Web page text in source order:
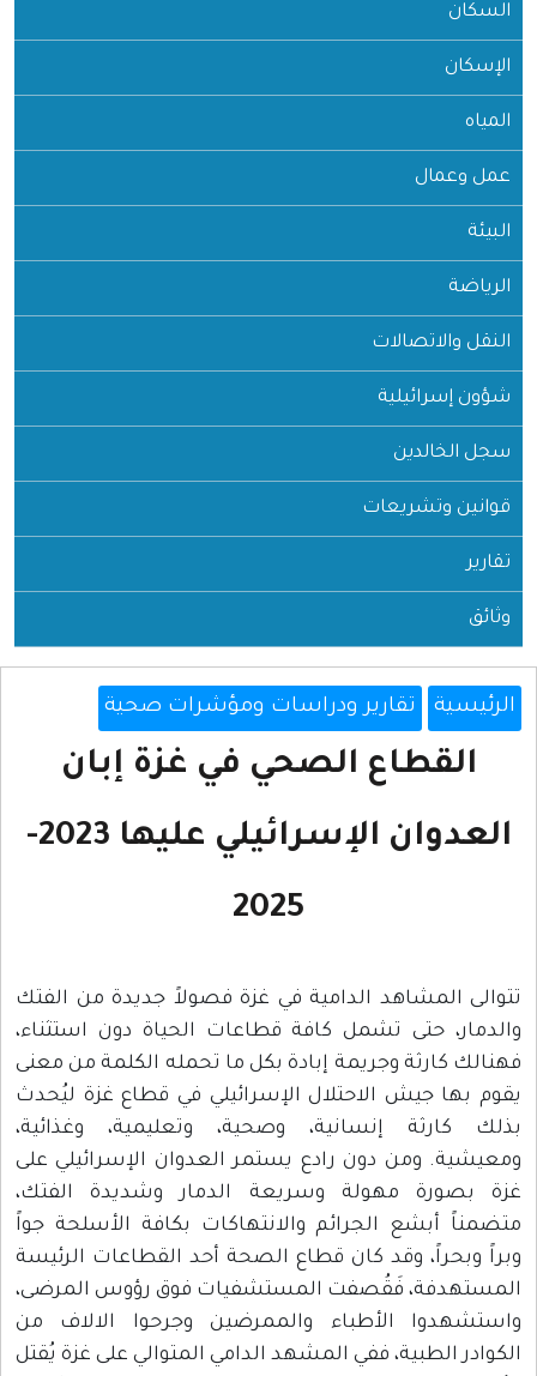
السكان
الإسكان
المياه
عمل وعمال
البيئة
الرياضة
النقل والاتصالات
شؤون إسرائيلية
سجل الخالدين
قوانين وتشريعات
تقارير
وثائق
الرئيسية تقارير ودراسات ومؤشرات صحية
القطاع الصحي في غزة إبان
العدوان الإسرائيلي عليها 2023-
2025
تتوالى المشاهد الدامية في غزة فصولاً جديدة من الفتك
والدمار، حتى تشمل كافة قطاعات الحياة دون استثناء،
فهنالك كارثة وجريمة إبادة بكل ما تحمله الكلمة من معنى
يقوم بها جيش الاحتلال الإسرائيلي في قطاع غزة ليُحدث
بذلك كارثة إنسانية، وصحية، وتعليمية، وغذائية،
ومعيشية. ومن دون رادع يستمر العدوان الإسرائيلي على
غزة بصورة مهولة وسريعة الدمار وشديدة الفتك،
متضمناً أبشع الجرائم والانتهاكات بكافة الأسلحة جواً
وبراً وبحراً، وقد كان قطاع الصحة أحد القطاعات الرئيسة
المستهدفة، فَقُصفت المستشفيات فوق رؤوس المرضى،
واستشهدوا الأطباء والممرضين وجرحوا الالاف من
الكوادر الطبية، ففي المشهد الدامي المتوالي على غزة يُقتل